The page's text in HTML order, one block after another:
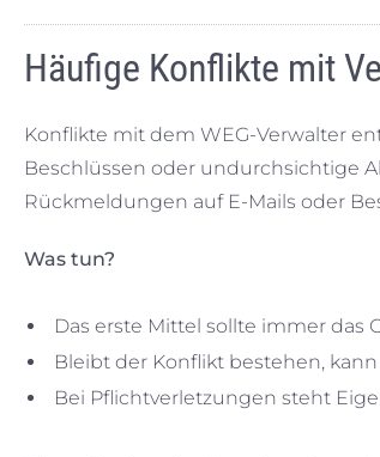
Häufige Konflikte mit
Konflikte mit dem WEG-Verwalter
Beschlüssen oder undurchsichtige
Rückmeldungen auf E-Mails oder
Was tun?
Das erste Mittel sollte immer das
Bleibt der Konflikt bestehen,
Bei Pflichtverletzungen steht